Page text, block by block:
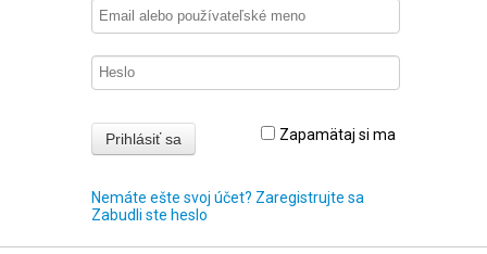
Zapamätaj si ma
Nemáte ešte svoj účet? Zaregistrujte sa
Zabudli ste heslo